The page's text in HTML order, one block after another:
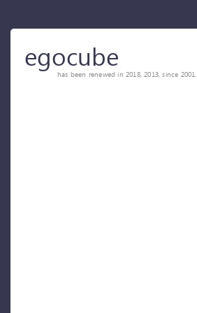
egocube
has been renewed in 2018, 2013, since 2001.